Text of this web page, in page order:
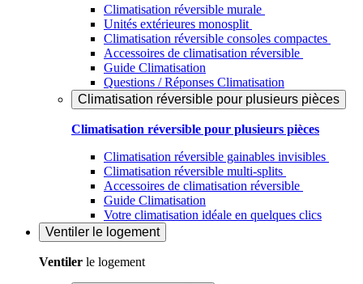
Climatisation réversible murale
Unités extérieures monosplit
Climatisation réversible consoles compactes
Accessoires de climatisation réversible
Guide Climatisation
Questions / Réponses Climatisation
Climatisation réversible pour plusieurs pièces
Climatisation réversible pour plusieurs pièces
Climatisation réversible gainables invisibles
Climatisation réversible multi-splits
Accessoires de climatisation réversible
Guide Climatisation
Votre climatisation idéale en quelques clics
Ventiler le logement
Ventiler le logement